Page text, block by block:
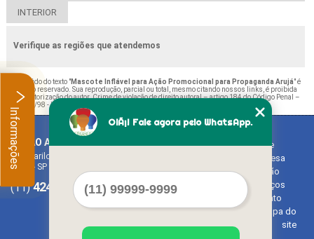
INTERIOR
Verifique as regiões que atendemos
O conteúdo do texto "Mascote Inflável para Ação Promocional para Propaganda Arujá" é
de direito reservado. Sua reprodução, parcial ou total, mesmo citando nossos links, é proibida
sem a autorização do autor. Crime de violação de direito autoral – artigo 184 do Código Penal –
Lei 9610/98 - Lei de direitos autorais
BALAO ART
Rua Bariloche, 1300 - Chácara Tropical (Caucaia do Alto)
Cotia - SP - CEP: 06726-270
(11)4242-7733(11)3603-0479
Home
Empresa
Missão
Serviços
Contato
Mapa do
site
OlÃ¡! Fale agora pelo WhatsApp.
Informações